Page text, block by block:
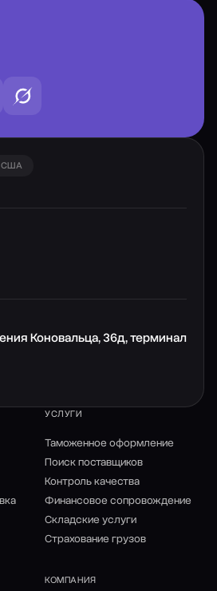
США
Коновальца, 36д, терминал
УСЛУГИ
Таможенное оформление
Поиск поставщиков
Контроль качества
Финансовое сопровождение
Складские услуги
Страхование грузов
КОМПАНИЯ